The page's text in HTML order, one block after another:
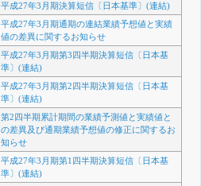
平成27年3月期決算短信〔日本基準〕(連結)
平成27年3月期通期の連結業績予想値と実績
値の差異に関するお知らせ
平成27年3月期第3四半期決算短信〔日本基
準〕(連結)
平成27年3月期第2四半期決算短信〔日本基
準〕(連結)
第2四半期累計期間の業績予測値と実績値と
の差異及び通期業績予想値の修正に関するお
知らせ
平成27年3月期第1四半期決算短信〔日本基
準〕(連結)